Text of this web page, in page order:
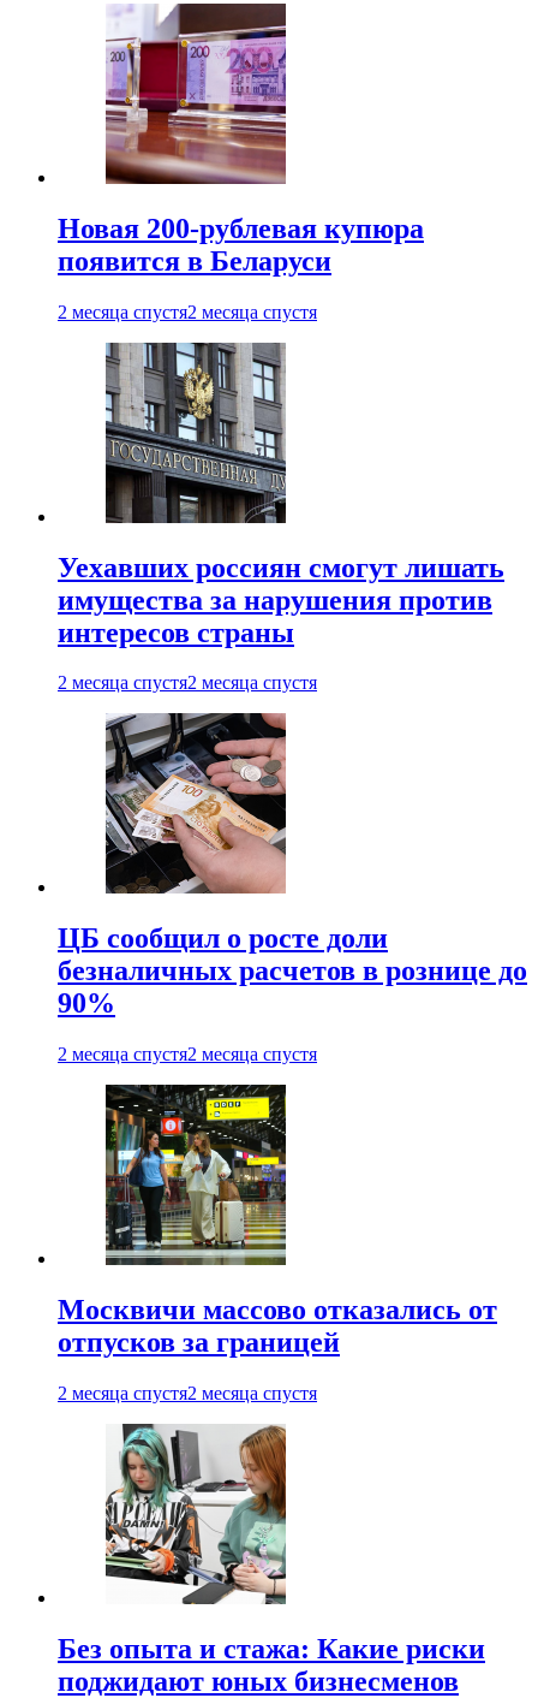
Новая 200-рублевая купюра
появится в Беларуси
2 месяца спустя2 месяца спустя
Уехавших россиян смогут лишать
имущества за нарушения против
интересов страны
2 месяца спустя2 месяца спустя
ЦБ сообщил о росте доли
безналичных расчетов в рознице до
90%
2 месяца спустя2 месяца спустя
Москвичи массово отказались от
отпусков за границей
2 месяца спустя2 месяца спустя
Без опыта и стажа: Какие риски
поджидают юных бизнесменов